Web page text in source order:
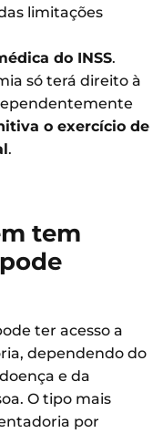
limitações
do INSS.
só terá direito à
o exercício de
.
tem
ter acesso a
dependendo do
e da
O tipo mais
por